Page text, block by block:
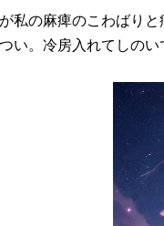
私の麻痺のこわばり
い。冷房入れてしのい